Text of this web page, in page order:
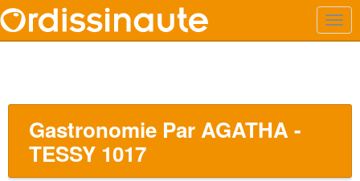
Gastronomie Par AGATHA -
TESSY 1017